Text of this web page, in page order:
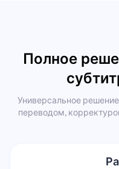
Полное
Универсальное
переводом,